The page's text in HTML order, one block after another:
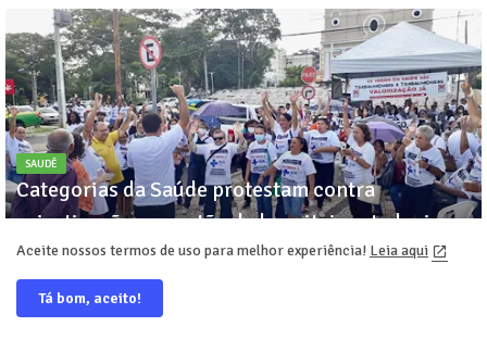
SAUDÊ
Categorias da Saúde protestam contra
privatização na gestão de hospitais estaduais
leandro santos 08:21
Ônibus que seguia de São Paulo para o Piauí é
Aceite nossos termos de uso para melhor experiência! Leia aqui
Tá bom, aceito!